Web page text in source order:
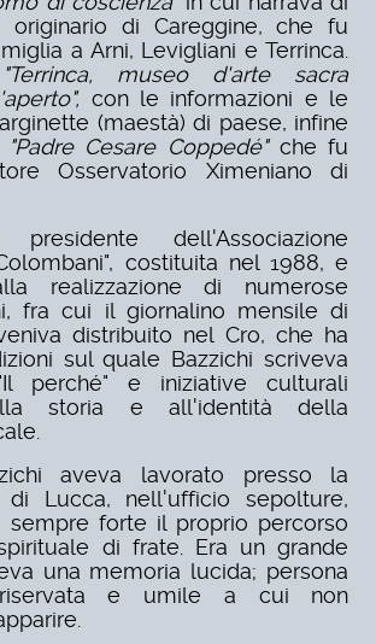
originario di Careggine, che fu
a Arni, Levigliani e Terrinca.
"Terrinca, museo d'arte sacra
con le informazioni e le
(maestà) di paese, infine
"Padre Cesare Coppedé"che fu
Osservatorio Ximeniano di
dell'Associazione
costituita nel 1988, e
realizzazione di numerose
fra cui il giornalino mensile di
distribuito nel Cro, che ha
sul quale Bazzichi scriveva
perché" e iniziative culturali
storia e all'identità della
aveva lavorato presso la
di Lucca, nell'ufficio sepolture,
sempre forte il proprio percorso
di frate. Era un grande
una memoria lucida; persona
riservata e umile a cui non